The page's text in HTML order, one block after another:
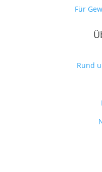
Für
Rund